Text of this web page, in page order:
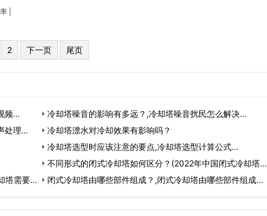
2 下一页 尾页
频…
冷却塔噪音的影响有多远？,冷却塔噪音扰民怎么解决…
处理…
冷却塔漂水对冷却效果有影响吗？
冷却塔选型时应该注意的要点,冷却塔选型计算公式…
不同形式的闭式冷却塔如何区分？(2022年中国闭式冷却塔招
标)…
塔需要加
闭式冷却塔由哪些部件组成？,闭式冷却塔由哪些部件组成…